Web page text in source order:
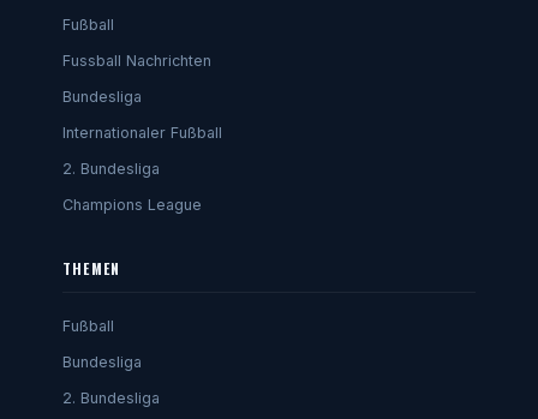
Fußball
Fussball Nachrichten
Bundesliga
Internationaler Fußball
2. Bundesliga
Champions League
THEMEN
Fußball
Bundesliga
2. Bundesliga